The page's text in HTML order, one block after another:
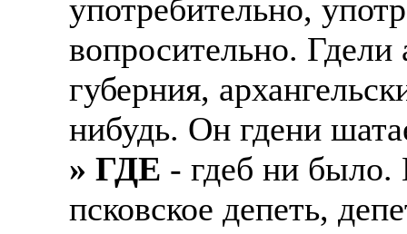
# работа за рубежом
# трудоустройство за
# трудоустройство за
употребительно,
вопросительно. Гдели
губерния,
нибудь. Он гдени
» ГДЕ - гдеб ни было.
псковское депеть,